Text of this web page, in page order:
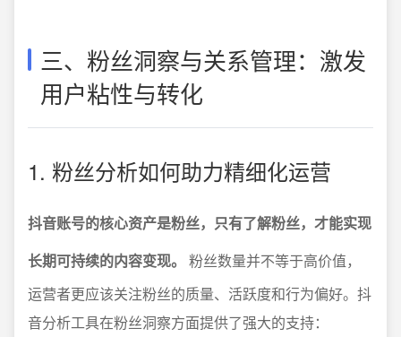
三、粉丝洞察与关系管理：激发
用户粘性与转化
1. 粉丝分析如何助力精细化运营
抖音账号的核心资产是粉丝，只有了解粉丝，才能实现
长期可持续的内容变现。
粉丝数量并不等于高价值，
运营者更应该关注粉丝的质量、活跃度和行为偏好。抖
音分析工具在粉丝洞察方面提供了强大的支持：